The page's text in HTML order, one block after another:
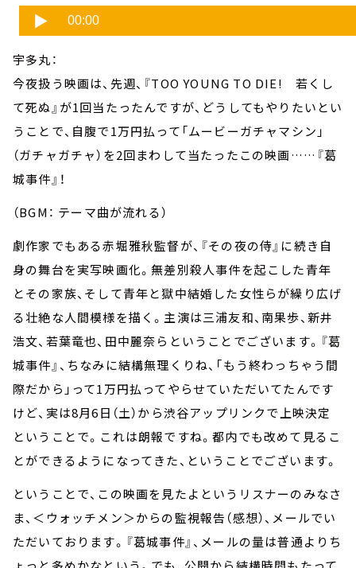
宇多丸：
今夜扱う映画は、先週、『TOO YOUNG TO DIE! 若くし
て死ぬ』が1回当たったんですが、どうしてもやりたいとい
うことで、自腹で1万円払って「ムービーガチャマシン」
（ガチャガチャ）を2回まわして当たったこの映画……『葛
城事件』！
（BGM： テーマ曲が流れる）
劇作家でもある赤堀雅秋監督が、『その夜の侍』に続き自
身の舞台を実写映画化。無差別殺人事件を起こした青年
とその家族、そして青年と獄中結婚した女性らが繰り広げ
る壮絶な人間模様を描く。主演は三浦友和、南果歩、新井
浩文、若葉竜也、田中麗奈らということでございます。『葛
城事件』、ちなみに結構無理くりね、「もう終わっちゃう間
際だから」って1万円払ってやらせていただいてたんです
けど、実は8月6日（土）から渋谷アップリンクで上映決定
ということで。これは朗報ですね。都内でも改めて見るこ
とができるようになってきた、ということでございます。
ということで、この映画を見たよというリスナーのみなさ
ま、＜ウォッチメン＞からの監視報告（感想）、メールでい
ただいております。『葛城事件』、メールの量は普通よりち